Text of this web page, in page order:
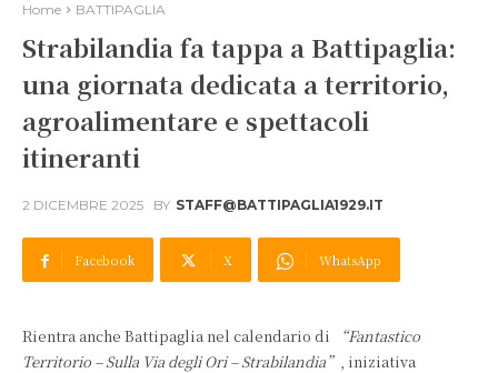
Home BATTIPAGLIA
Strabilandia fa tappa a Battipaglia:
una giornata dedicata a territorio,
agroalimentare e spettacoli
itineranti
2 DICEMBRE 2025 BY STAFF@BATTIPAGLIA1929.IT
Facebook X WhatsApp
Rientra anche Battipaglia nel calendario di
“Fantastico
Territorio – Sulla Via degli Ori – Strabilandia” , iniziativa